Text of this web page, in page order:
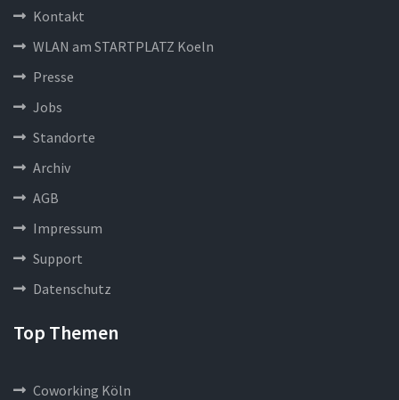
Kontakt
WLAN am STARTPLATZ Koeln
Presse
Jobs
Standorte
Archiv
AGB
Impressum
Support
Datenschutz
Top Themen
Coworking Köln